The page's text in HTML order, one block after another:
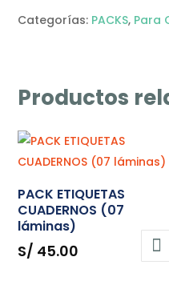
láminas)
Categorías: PACKS, Para
Productos
PACK ETIQUETAS
CUADERNOS (07
láminas)
S/ 45.00